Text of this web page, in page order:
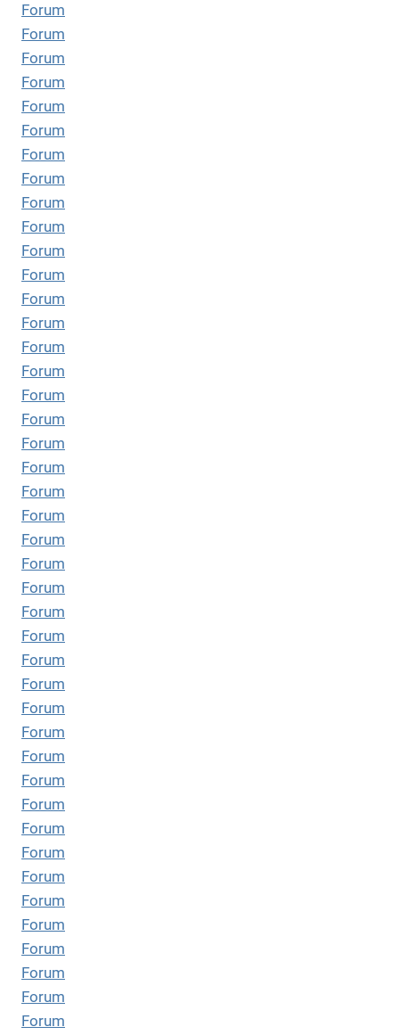
Forum
Forum
Forum
Forum
Forum
Forum
Forum
Forum
Forum
Forum
Forum
Forum
Forum
Forum
Forum
Forum
Forum
Forum
Forum
Forum
Forum
Forum
Forum
Forum
Forum
Forum
Forum
Forum
Forum
Forum
Forum
Forum
Forum
Forum
Forum
Forum
Forum
Forum
Forum
Forum
Forum
Forum
Forum